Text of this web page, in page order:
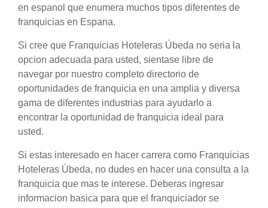
en espanol que enumera muchos tipos diferentes de
franquicias en Espana.
Si cree que Franquicias Hoteleras Úbeda no seria la
opcion adecuada para usted, sientase libre de
navegar por nuestro completo directorio de
oportunidades de franquicia en una amplia y diversa
gama de diferentes industrias para ayudarlo a
encontrar la oportunidad de franquicia ideal para
usted.
Si estas interesado en hacer carrera como Franquicias
Hoteleras Úbeda, no dudes en hacer una consulta a la
franquicia que mas te interese. Deberas ingresar
informacion basica para que el franquiciador se